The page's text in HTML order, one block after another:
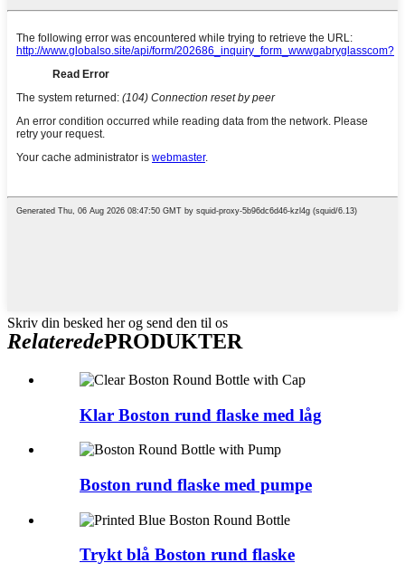
Skriv din besked her og send den til os
RelateredePRODUKTER
Klar Boston rund flaske med låg
Boston rund flaske med pumpe
Trykt blå Boston rund flaske